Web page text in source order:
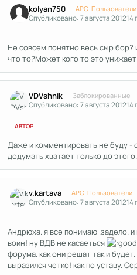
kolyan750 APC-Пользователи
Опубликовано:7 августа 201214 г
Не совсем понятно весь сыр
что то?Может кого то это
VDVshnik Заблокированные
Опубликовано:7 августа 201214 г
АВТОР
Даже и комментировать не буду -
додумать хватает только до
v.kartava APC-Пользователи
Опубликовано:7 августа 201214 г
Андрюха. я все понимаю .задело. и
воин! ну ВДВ не касаеться
форума. как они решат так и
выразился четко! как по уставу.